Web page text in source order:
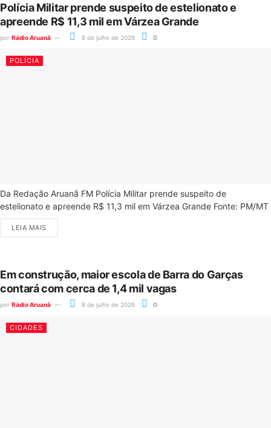
Polícia Militar prende suspeito de estelionato e
apreende R$ 11,3 mil em Várzea Grande
por Rádio Aruanã 8 de julho de 2026 0
POLÍCIA
Da Redação Aruanã FM Polícia Militar prende suspeito de
estelionato e apreende R$ 11,3 mil em Várzea Grande Fonte: PM/MT
LEIA MAIS
Em construção, maior escola de Barra do Garças
contará com cerca de 1,4 mil vagas
por Rádio Aruanã 8 de julho de 2026 0
CIDADES